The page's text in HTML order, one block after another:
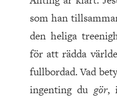
som han
den heliga
för att rädda
fullbordad. Vad
ingenting du gör,